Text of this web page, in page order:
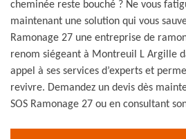
cheminée reste bouché ? Ne vous
maintenant une solution qui vous
Ramonage 27 une entreprise de
renom siégeant à Montreuil L Argille
appel à ses services d’experts et
revivre. Demandez un devis dès
SOS Ramonage 27 ou en consultant